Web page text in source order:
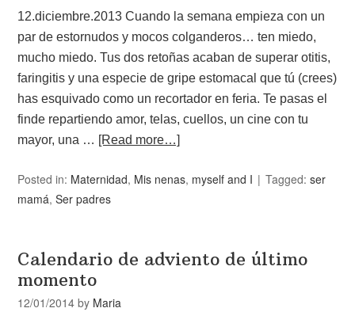
12.diciembre.2013 Cuando la semana empieza con un
par de estornudos y mocos colganderos… ten miedo,
mucho miedo. Tus dos retoñas acaban de superar otitis,
faringitis y una especie de gripe estomacal que tú (crees)
has esquivado como un recortador en feria. Te pasas el
finde repartiendo amor, telas, cuellos, un cine con tu
mayor, una … [Read more…]
Posted in: Maternidad, Mis nenas, myself and I Tagged:ser
mamá,Ser padres
Calendario de adviento de último
momento
12/01/2014 by Maria